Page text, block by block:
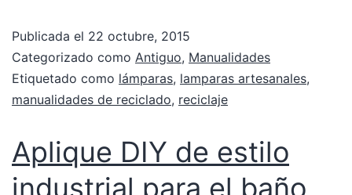
Publicada el 22 octubre, 2015
Categorizado como Antiguo, Manualidades
Etiquetado como lámparas, lamparas artesanales,
manualidades de reciclado, reciclaje
Aplique DIY de estilo